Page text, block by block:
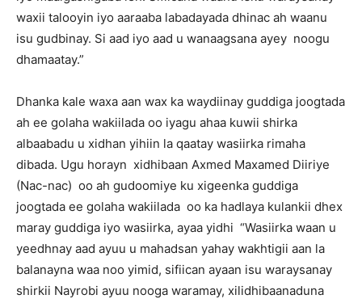
waxii talooyin iyo aaraaba labadayada dhinac ah waanu
isu gudbinay. Si aad iyo aad u wanaagsana ayey noogu
dhamaatay.”
Dhanka kale waxa aan wax ka waydiinay guddiga joogtada
ah ee golaha wakiilada oo iyagu ahaa kuwii shirka
albaabadu u xidhan yihiin la qaatay wasiirka rimaha
dibada. Ugu horayn xidhibaan Axmed Maxamed Diiriye
(Nac-nac) oo ah gudoomiye ku xigeenka guddiga
joogtada ee golaha wakiilada oo ka hadlaya kulankii dhex
maray guddiga iyo wasiirka, ayaa yidhi “Wasiirka waan u
yeedhnay aad ayuu u mahadsan yahay wakhtigii aan la
balanayna waa noo yimid, sifiican ayaan isu waraysanay
shirkii Nayrobi ayuu nooga waramay, xilidhibaanaduna